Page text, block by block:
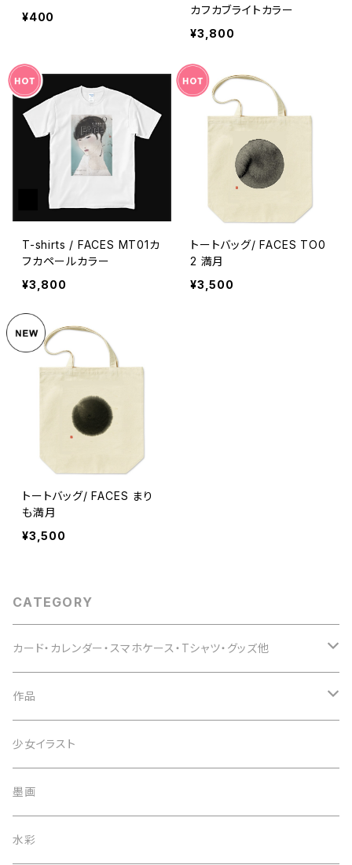
¥400
カフカブライトカラー
¥3,800
T-shirts / FACES MT01カ
フカペールカラー
¥3,800
トートバッグ/ FACES TO0
2 満月
¥3,500
トートバッグ/ FACES まり
も満月
¥3,500
CATEGORY
カード・カレンダー・スマホケース・Tシャツ・グッズ他
Tシャツ
スマホケース
マグカップ
小物
作品
一点物
オプション
デジタルデータ
少女イラスト
墨画
水彩